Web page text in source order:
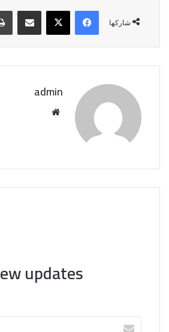
شاركها
فيسبوك ‫X مشاركة عبر البريد
admin
updates!إيران:
مع